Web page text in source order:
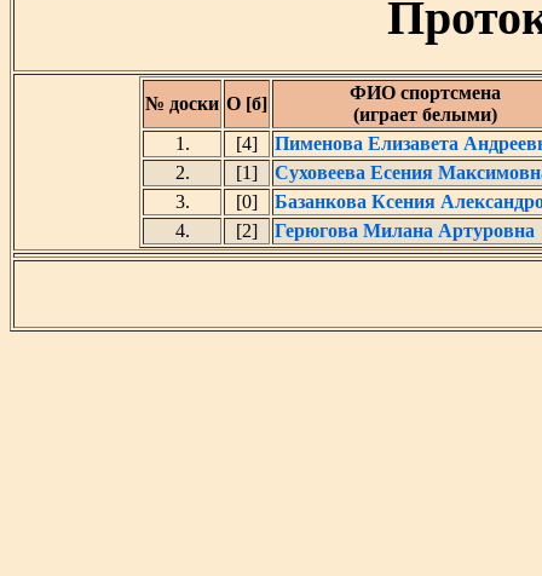
№ доски О [б]
ФИО спортсмена
(играет белыми)
1.
[4]
Пименова Елизавета
2.
[1]
Суховеева Есения
3.
[0]
Базанкова Ксения
4.
[2] Герюгова Милана Артуровна